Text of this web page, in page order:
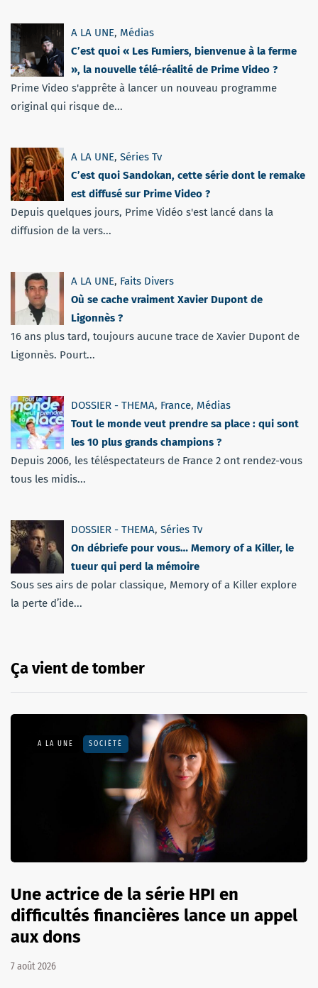
A LA UNE, Médias
C’est quoi « Les Fumiers, bienvenue à la ferme
», la nouvelle télé-réalité de Prime Video ?
Prime Video s'apprête à lancer un nouveau programme
original qui risque de...
A LA UNE, Séries Tv
C’est quoi Sandokan, cette série dont le remake
est diffusé sur Prime Video ?
Depuis quelques jours, Prime Vidéo s'est lancé dans la
diffusion de la vers...
A LA UNE, Faits Divers
Où se cache vraiment Xavier Dupont de
Ligonnès ?
16 ans plus tard, toujours aucune trace de Xavier Dupont de
Ligonnès. Pourt...
DOSSIER - THEMA, France, Médias
Tout le monde veut prendre sa place : qui sont
les 10 plus grands champions ?
Depuis 2006, les téléspectateurs de France 2 ont rendez-vous
tous les midis...
DOSSIER - THEMA, Séries Tv
On débriefe pour vous… Memory of a Killer, le
tueur qui perd la mémoire
Sous ses airs de polar classique, Memory of a Killer explore
la perte d’ide...
Ça vient de tomber
A LA UNE SOCIÉTÉ
Une actrice de la série HPI en
difficultés financières lance un appel
aux dons
7 août 2026